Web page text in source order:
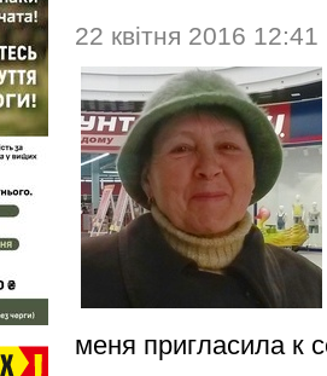
22 квітня 2016 12:41
меня пригласила к